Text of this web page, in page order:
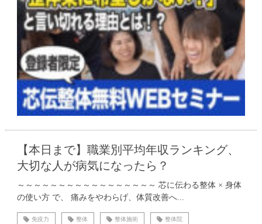
【本日まで】職業別平均年収ランキング、
大切な人が病気になったら？
～～～～～～～～～～～～～～～～～ 芯に伝わる整体 × 身体
の使い方 で、 痛みをやわらげ、体質改善へ...
免疫力 整体 整体施術 整体院